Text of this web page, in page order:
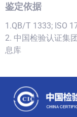
鉴定依据
1.QB/T 1333; ISO
2. 中国检验认证集
息库